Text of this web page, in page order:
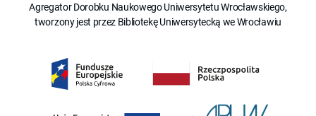
Agregator Dorobku Naukowego Uniwersytetu Wrocławskiego,
tworzony jest przez Bibliotekę Uniwersytecką we Wrocławiu